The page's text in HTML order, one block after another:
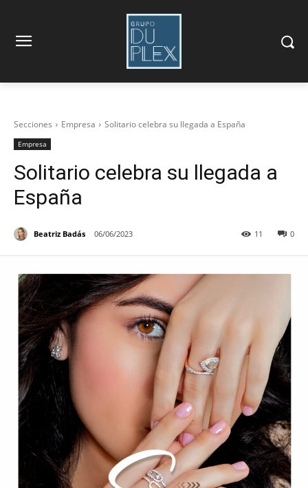
Secciones Empresa Solitario celebra su llegada a España
Empresa
Solitario celebra su llegada a
España
Beatriz Badás 06/06/2023 0
11